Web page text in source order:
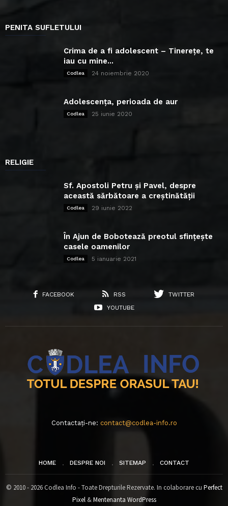
PENITA SUFLETULUI
Crima de a fi adolescent – Tinerețe, te
iau cu mine...
Codlea 24 noiembrie 2020
Adolescența, perioada de aur
Codlea 25 iunie 2020
RELIGIE
Sf. Apostoli Petru și Pavel, despre
această sărbătoare a creștinătății
Codlea 29 iunie 2022
În Ajun de Bobotează preotul sfințește
casele oamenilor
Codlea 5 ianuarie 2021
FACEBOOK RSS
TWITTER
YOUTUBE
Contactați-ne: contact@codlea-info.ro
HOME DESPRE NOI SITEMAP CONTACT
© 2010 - 2026 Codlea Info - Toate Drepturile Rezervate. In colaborare cu Perfect
Pixel&Mentenanta WordPress